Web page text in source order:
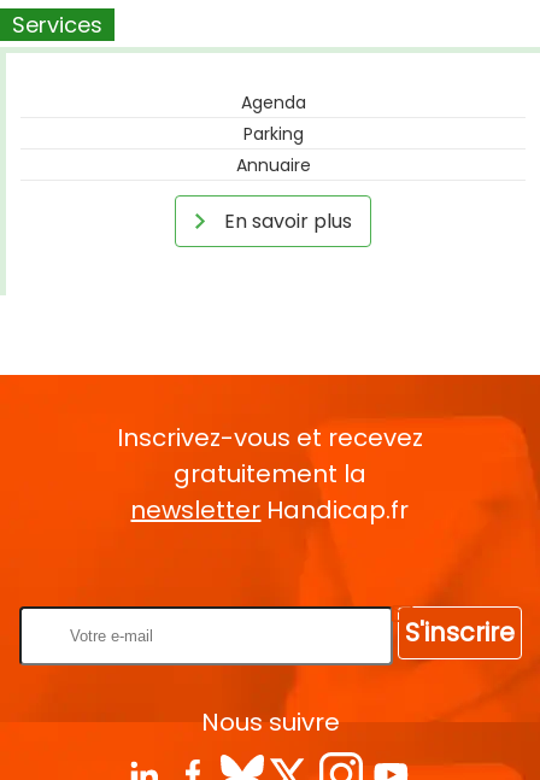
Services
Agenda
Parking
Annuaire
En savoir plus
Inscrivez-vous et recevez
gratuitement la
newsletter Handicap.fr
S'inscrire
Nous suivre